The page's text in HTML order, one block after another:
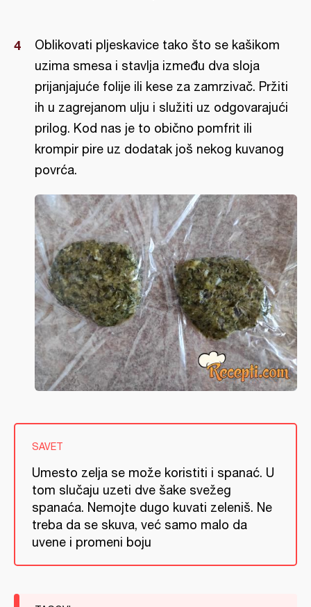
Oblikovati pljeskavice tako što se kašikom
uzima smesa i stavlja između dva sloja
prijanjajuće folije ili kese za zamrzivač. Pržiti
ih u zagrejanom ulju i služiti uz odgovarajući
prilog. Kod nas je to obično pomfrit ili
krompir pire uz dodatak još nekog kuvanog
povrća.
SAVET
Umesto zelja se može koristiti i spanać. U
tom slučaju uzeti dve šake svežeg
spanaća. Nemojte dugo kuvati zeleniš. Ne
treba da se skuva, već samo malo da
uvene i promeni boju